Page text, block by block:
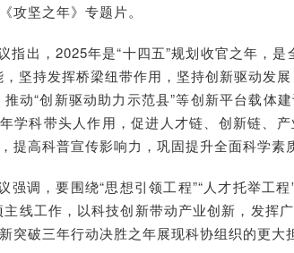
攻坚之年》专题片。
指出，2025年是“十四五”规划收官之年，
，坚持发挥桥梁纽带作用，坚持创新驱动发
推动“创新驱动助力示范县”等创新平台载体
学科带头人作用，促进人才链、创新链、
提高科普宣传影响力，巩固提升全面科学素
强调，要围绕“思想引领工程”“人才托举工
主线工作，以科技创新带动产业创新，发挥
突破三年行动决胜之年展现科协组织的更大